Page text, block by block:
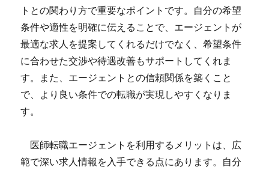
トとの関わり方で重要なポイントです。自分の希望
条件や適性を明確に伝えることで、エージェントが
最適な求人を提案してくれるだけでなく、希望条件
に合わせた交渉や待遇改善もサポートしてくれま
す。また、エージェントとの信頼関係を築くこと
で、より良い条件での転職が実現しやすくなりま
す。
医師転職エージェントを利用するメリットは、広
範で深い求人情報を入手できる点にあります。自分